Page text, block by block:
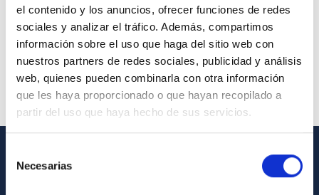
el contenido y los anuncios, ofrecer funciones de redes
sociales y analizar el tráfico. Además, compartimos
información sobre el uso que haga del sitio web con
nuestros partners de redes sociales, publicidad y análisis
web, quienes pueden combinarla con otra información
que les haya proporcionado o que hayan recopilado a
partir del uso que haya hecho de sus servicios.
Necesarias
INFORMACIÓN GENERAL